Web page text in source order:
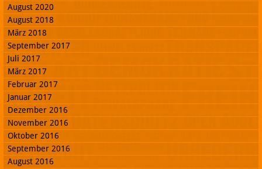
August 2020
August 2018
März 2018
September 2017
Juli 2017
März 2017
Februar 2017
Januar 2017
Dezember 2016
November 2016
Oktober 2016
September 2016
August 2016